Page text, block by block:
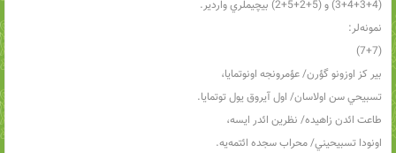
(4+3+4+3) و (5+2+5+2) بيچيملري واردير.
نمونه‌لر:
(7+7)
بير کز اوزونو گؤرن/ عؤمرونجه اونوتمايا،
تسبيحي سن اولاسان/ اول آيروق يول توتمايا.
طاعت ائدن زاهيده/ نظرين ائدر ايسه،
اونودا تسبيحيني/ محراب سجده ائتمه‌يه.